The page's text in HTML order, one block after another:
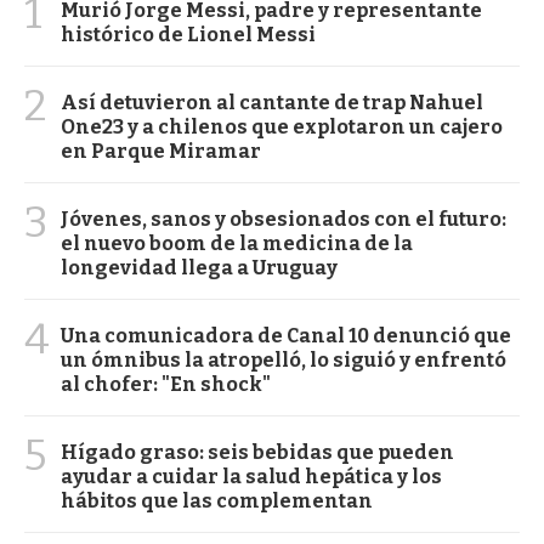
1
Murió Jorge Messi, padre y representante
histórico de Lionel Messi
2
Así detuvieron al cantante de trap Nahuel
One23 y a chilenos que explotaron un cajero
en Parque Miramar
3
Jóvenes, sanos y obsesionados con el futuro:
el nuevo boom de la medicina de la
longevidad llega a Uruguay
4 Una comunicadora de Canal 10 denunció que
un ómnibus la atropelló, lo siguió y enfrentó
al chofer: "En shock"
5
Hígado graso: seis bebidas que pueden
ayudar a cuidar la salud hepática y los
hábitos que las complementan